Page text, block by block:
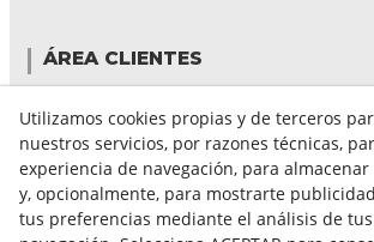
ÁREA CLIENTES
Mis compras
Cambiar contraseña
Crear cuenta
Condiciones de compra
Utilizamos cookies propias y de terceros
nuestros servicios, por razones técnicas,
experiencia de navegación, para
y, opcionalmente, para mostrarte
tus preferencias mediante el análisis de